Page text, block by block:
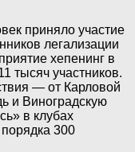
приняло участие
легализации
хепенинг в
тысяч участников.
— от Карловой
и Виноградскую
в клубах
300